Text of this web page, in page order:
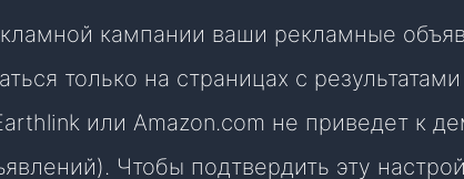
кампании ваши рекламные
только на страницах с
или Amazon.com не приведет к
Чтобы подтвердить эту